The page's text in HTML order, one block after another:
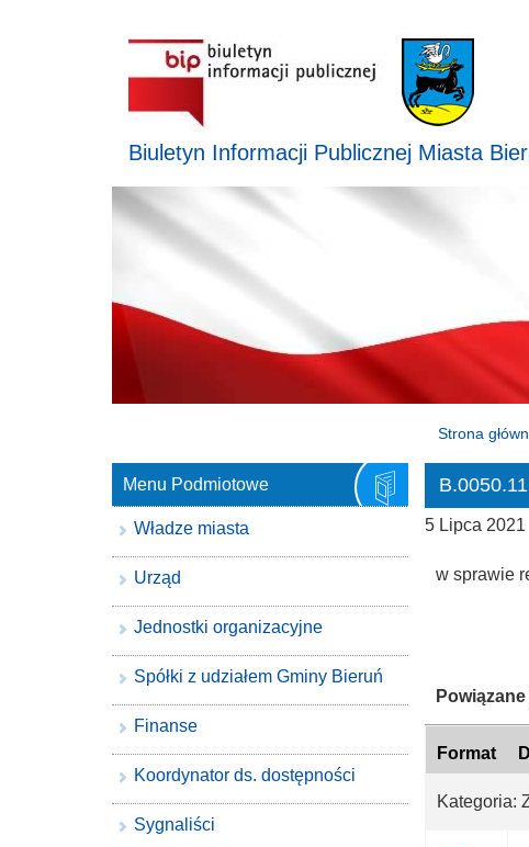
Biuletyn Informacji Publicznej Miasta
Strona
5 Lipca 2021
w sprawie
Kategoria:
Format
Kategoria:
Menu Podmiotowe
Władze miasta
Urząd
Jednostki organizacyjne
Spółki z udziałem Gminy Bieruń
Finanse
Koordynator ds. dostępności
Sygnaliści